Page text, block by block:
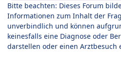
Bitte beachten: Dieses Forum
Informationen zum Inhalt der
unverbindlich und können
keinesfalls eine Diagnose oder
darstellen oder einen Arztbesuch